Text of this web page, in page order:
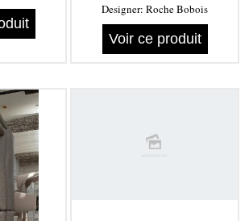
Designer: Roche Bobois
Voir ce produit